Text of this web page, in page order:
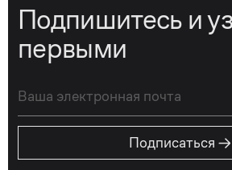
Подпишитесь и
первыми
Подписаться →